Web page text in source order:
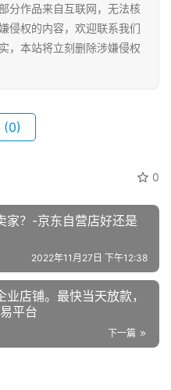
分作品来自互联网，无法核
侵权的内容，欢迎联系我们
，本站将立刻删除涉嫌侵权
(0)
0
家？-京东自营店好还是
2022年11月27日 下午12:38
店铺。最快当天放款，
平台
下一篇